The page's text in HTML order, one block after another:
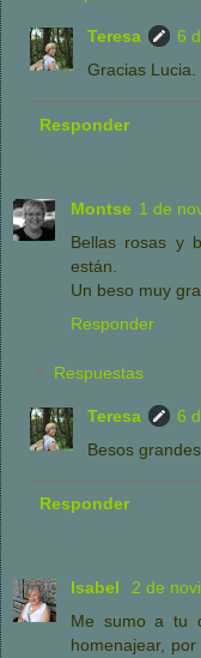
Teresa
6
Gracias Lucia.
Responder
Montse 1 de
Bellas rosas y
están.
Un beso muy
Responder
Respuestas
Teresa
6
Besos
Responder
Isabel
2 de
Me sumo a tu
homenajear,